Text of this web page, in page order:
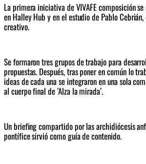
La primera iniciativa de VIVAFE composición s
en Halley Hub y en el estudio de Pablo
creativo.
Se formaron tres grupos de trabajo para
propuestas. Después, tras poner en común lo
ideas de cada una se integraron en una sola
al cuerpo final de ’Alza la mirada’.
Un briefing compartido por las archidiócesis
pontífice sirvió como guía de contenido.